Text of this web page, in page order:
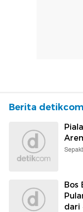
Berita
Bos
dari